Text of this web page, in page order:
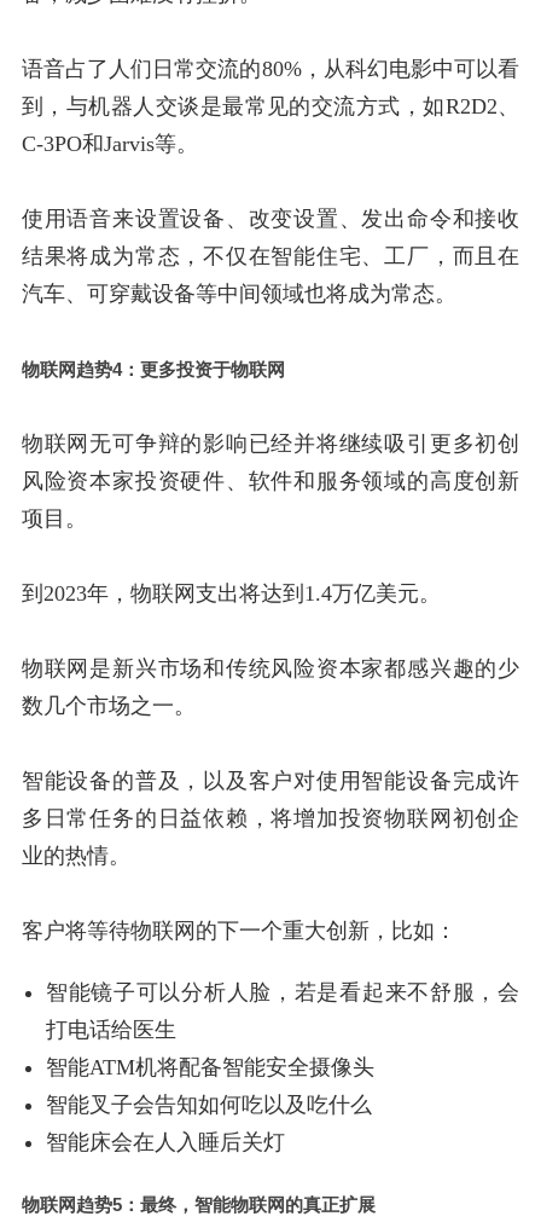
语音占了人们日常交流的80%，从科幻电影中可以看
到，与机器人交谈是最常见的交流方式，如R2D2、
C-3PO和Jarvis等。
使用语音来设置设备、改变设置、发出命令和接收
结果将成为常态，不仅在智能住宅、工厂，而且在
汽车、可穿戴设备等中间领域也将成为常态。
物联网趋势4：更多投资于物联网
物联网无可争辩的影响已经并将继续吸引更多初创
风险资本家投资硬件、软件和服务领域的高度创新
项目。
到2023年，物联网支出将达到1.4万亿美元。
物联网是新兴市场和传统风险资本家都感兴趣的少
数几个市场之一。
智能设备的普及，以及客户对使用智能设备完成许
多日常任务的日益依赖，将增加投资物联网初创企
业的热情。
客户将等待物联网的下一个重大创新，比如：
智能镜子可以分析人脸，若是看起来不舒服，会
打电话给医生
智能ATM机将配备智能安全摄像头
智能叉子会告知如何吃以及吃什么
智能床会在人入睡后关灯
物联网趋势5：最终，智能物联网的真正扩展